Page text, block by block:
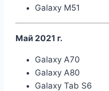
Galaxy M51
Май 2021 г.
Galaxy A70
Galaxy A80
Galaxy Tab S6